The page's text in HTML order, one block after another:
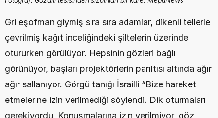
Gri eşofman giymiş sıra sıra adamlar, dikenli tellerle
çevrilmiş kağıt inceliğindeki şiltelerin üzerinde
otururken görülüyor. Hepsinin gözleri bağlı
görünüyor, başları projektörlerin parıltısı altında ağır
ağır sallanıyor. Görgü tanığı İsrailli “Bize hareket
etmelerine izin verilmediği söylendi. Dik oturmaları
gerekiyordu. Konuşmalarına izin verilmiyor, göz